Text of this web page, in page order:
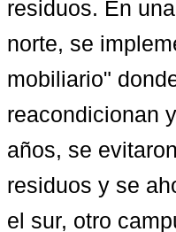
residuos. En
norte, se
mobiliario"
reacondicionan
años, se
residuos y se
el sur, otro